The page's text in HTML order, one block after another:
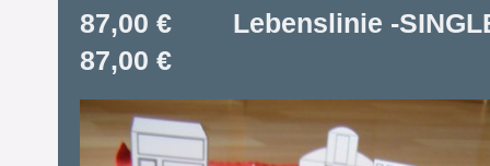
87,00 € Lebenslinie -
87,00 €